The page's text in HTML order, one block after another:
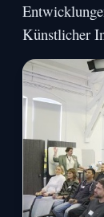
Künstlicher